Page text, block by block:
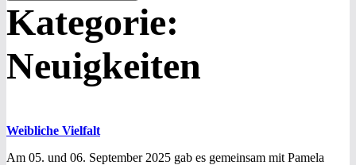
Kategorie:
Neuigkeiten
Weibliche Vielfalt
Am 05. und 06. September 2025 gab es gemeinsam mit Pamela